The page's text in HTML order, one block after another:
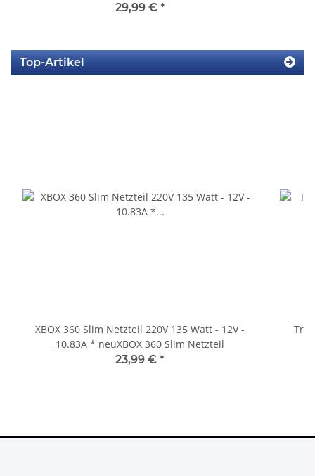
29,99 € *
Top-Artikel
XBOX 360 Slim Netzteil 220V 135 Watt - 12V -
10.83A * neuXBOX 360 Slim Netzteil
23,99 € *